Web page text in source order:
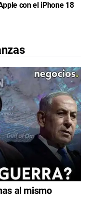
con el iPhone 18
al mismo